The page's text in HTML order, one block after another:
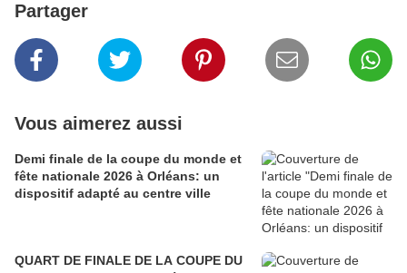
Partager
Vous aimerez aussi
Demi finale de la coupe du monde et
fête nationale 2026 à Orléans: un
dispositif adapté au centre ville
QUART DE FINALE DE LA COUPE DU